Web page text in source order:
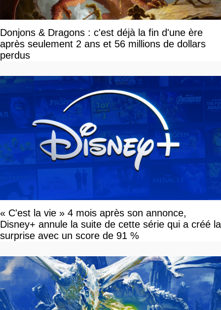
Donjons & Dragons : c'est déjà la fin d'une ère
après seulement 2 ans et 56 millions de dollars
perdus
« C'est la vie » 4 mois après son annonce,
Disney+ annule la suite de cette série qui a créé la
surprise avec un score de 91 %